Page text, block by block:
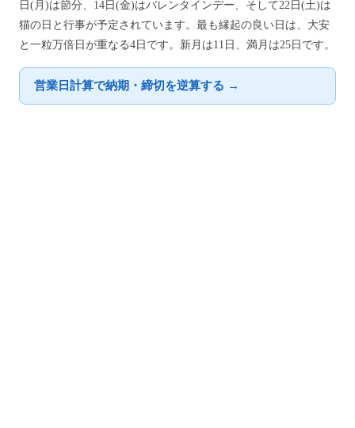
日(月)は節分、14日(金)はバレンタインデー、そして22日(土)は
猫の日と行事が予定されています。最も縁起の良い日は、大安
と一粒万倍日が重なる4日です。新月は11日、満月は25日です。
営業日計算で納期・締切を逆算する →